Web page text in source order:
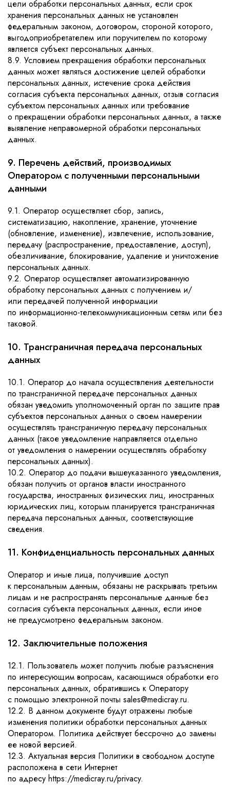
цели обработки персональных данных, если срок
хранения персональных данных не установлен
федеральным законом, договором, стороной которого,
выгодоприобретателем или поручителем по которому
является субъект персональных данных.
8.9. Условием прекращения обработки персональных
данных может являться достижение целей обработки
персональных данных, истечение срока действия
согласия субъекта персональных данных, отзыв согласия
субъектом персональных данных или требование
о прекращении обработки персональных данных, а также
выявление неправомерной обработки персональных
данных.
9. Перечень действий, производимых
Оператором с полученными персональными
данными
9.1. Оператор осуществляет сбор, запись,
систематизацию, накопление, хранение, уточнение
(обновление, изменение), извлечение, использование,
передачу (распространение, предоставление, доступ),
обезличивание, блокирование, удаление и уничтожение
персональных данных.
9.2. Оператор осуществляет автоматизированную
обработку персональных данных с получением и/
или передачей полученной информации
по информационно-телекоммуникационным сетям или без
таковой.
10. Трансграничная передача персональных
данных
10.1. Оператор до начала осуществления деятельности
по трансграничной передаче персональных данных
обязан уведомить уполномоченный орган по защите прав
субъектов персональных данных о своем намерении
осуществлять трансграничную передачу персональных
данных (такое уведомление направляется отдельно
от уведомления о намерении осуществлять обработку
персональных данных).
10.2. Оператор до подачи вышеуказанного уведомления,
обязан получить от органов власти иностранного
государства, иностранных физических лиц, иностранных
юридических лиц, которым планируется трансграничная
передача персональных данных, соответствующие
сведения.
11. Конфиденциальность персональных данных
Оператор и иные лица, получившие доступ
к персональным данным, обязаны не раскрывать третьим
лицам и не распространять персональные данные без
согласия субъекта персональных данных, если иное
не предусмотрено федеральным законом.
12. Заключительные положения
12.1. Пользователь может получить любые разъяснения
по интересующим вопросам, касающимся обработки его
персональных данных, обратившись к Оператору
с помощью электронной почты sales@medicray.ru.
12.2. В данном документе будут отражены любые
изменения политики обработки персональных данных
Оператором. Политика действует бессрочно до замены
ее новой версией.
12.3. Актуальная версия Политики в свободном доступе
расположена в сети Интернет
по адресу https://medicray.ru/privacy.